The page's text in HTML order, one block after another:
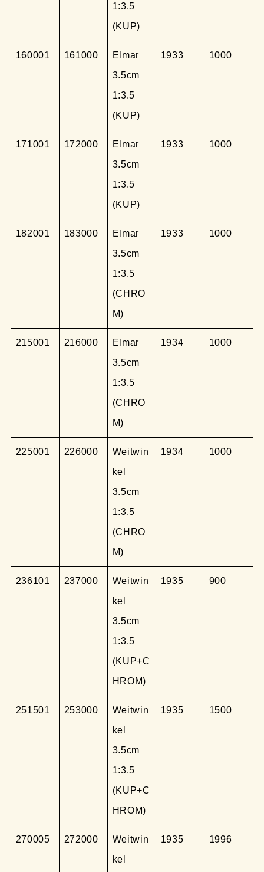
1:3.5
(KUP)
160001 161000
Elmar
3.5cm
1:3.5
(KUP)
1933 1000
171001 172000
Elmar
3.5cm
1:3.5
(KUP)
1933 1000
182001 183000
Elmar
3.5cm
1:3.5
(CHRO
M)
1933 1000
215001 216000
Elmar
3.5cm
1:3.5
(CHRO
M)
1934 1000
225001 226000
Weitwin
kel
3.5cm
1:3.5
(CHRO
M)
1934 1000
236101 237000
Weitwin
kel
3.5cm
1:3.5
(KUP+C
HROM)
1935 900
251501 253000
Weitwin
kel
3.5cm
1:3.5
(KUP+C
HROM)
1935 1500
270005 272000
Weitwin
kel
1935 1996